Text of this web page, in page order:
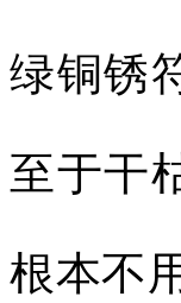
绿铜锈
至于干
根本不